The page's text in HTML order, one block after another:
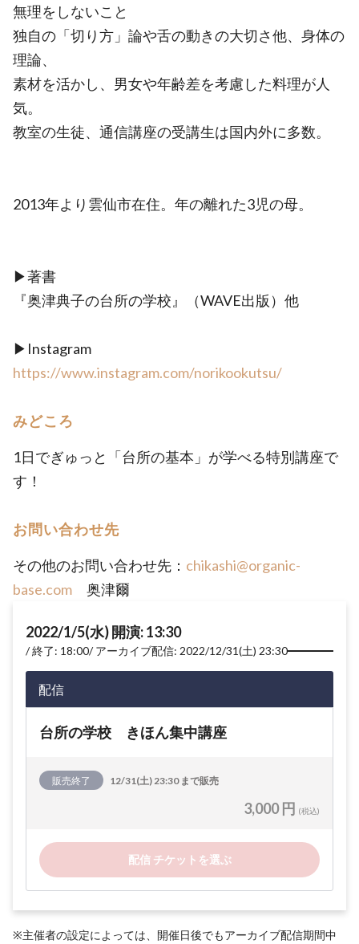
無理をしないこと
独自の「切り方」論や舌の動きの大切さ他、身体の
理論、
素材を活かし、男女や年齢差を考慮した料理が人
気。
教室の生徒、通信講座の受講生は国内外に多数。
2013年より雲仙市在住。年の離れた3児の母。
▶︎著書
『奥津典子の台所の学校』（WAVE出版）他
▶︎Instagram
https://www.instagram.com/norikookutsu/
みどころ
1日でぎゅっと「台所の基本」が学べる特別講座で
す！
お問い合わせ先
その他のお問い合わせ先： chikashi@organic-
base.com 奥津爾
2022/1/5(水) 開演: 13:30
終了: 18:00 アーカイブ配信: 2022/12/31(土) 23:30
配信
台所の学校 きほん集中講座
販売終了 12/31(土) 23:30 まで販売
3,000 円 (税込)
配信 チケットを選ぶ
※主催者の設定によっては、開催日後でもアーカイブ配信期間中